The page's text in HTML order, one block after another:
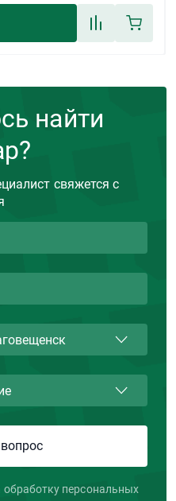
найти
свяжется с
обработку персональных